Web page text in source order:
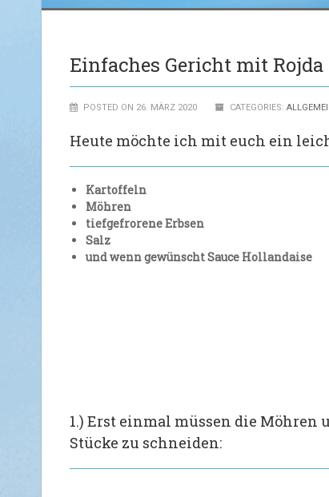
Einfaches Gericht mit Rojda
POSTED ON 26. MÄRZ 2020 CATEGORIES:
Heute möchte ich mit euch ein
Kartoffeln
Möhren
tiefgefrorene Erbsen
Salz
und wenn gewünscht Sauce Hollandaise
1.) Erst einmal müssen die
Stücke zu schneiden: